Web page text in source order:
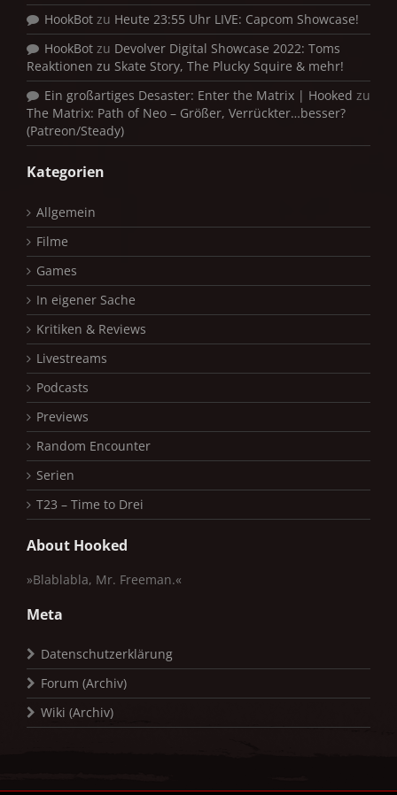
HookBot zu Heute 23:55 Uhr LIVE: Capcom Showcase!
HookBot zu Devolver Digital Showcase 2022: Toms
Reaktionen zu Skate Story, The Plucky Squire & mehr!
Ein großartiges Desaster: Enter the Matrix | Hooked zu
The Matrix: Path of Neo – Größer, Verrückter…besser?
(Patreon/Steady)
Kategorien
Allgemein
Filme
Games
In eigener Sache
Kritiken & Reviews
Livestreams
Podcasts
Previews
Random Encounter
Serien
T23 – Time to Drei
About Hooked
»Blablabla, Mr. Freeman.«
Meta
Datenschutzerklärung
Forum (Archiv)
Wiki (Archiv)